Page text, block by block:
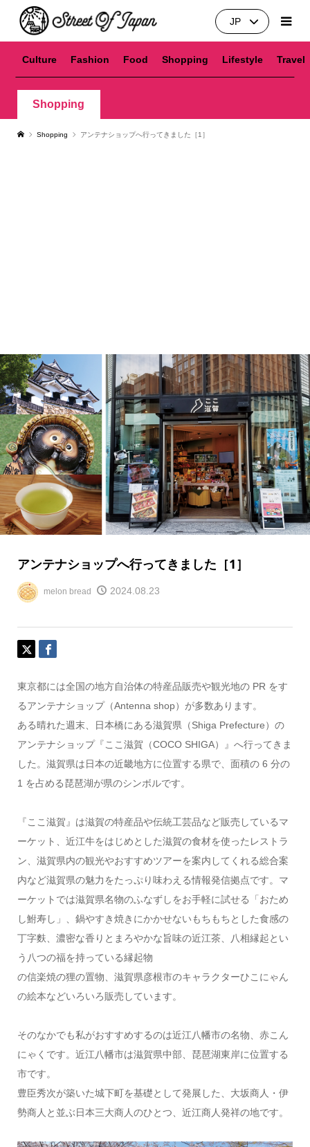
JP
Culture Fashion Food Shopping Lifestyle Travel
Shopping
Shopping アンテナショップへ行ってきました［1］
アンテナショップへ行ってきました［1］
melon bread 2024.08.23
東京都には全国の地方自治体の特産品販売や観光地の PR をす
るアンテナショップ（Antenna shop）が多数あります。
ある晴れた週末、日本橋にある滋賀県（Shiga Prefecture）の
アンテナショップ『ここ滋賀（COCO SHIGA）』へ行ってきま
した。滋賀県は日本の近畿地方に位置する県で、面積の 6 分の
1 を占める琵琶湖が県のシンボルです。
『ここ滋賀』は滋賀の特産品や伝統工芸品など販売しているマ
ーケット、近江牛をはじめとした滋賀の食材を使ったレストラ
ン、滋賀県内の観光やおすすめツアーを案内してくれる総合案
内など滋賀県の魅力をたっぷり味わえる情報発信拠点です。マ
ーケットでは滋賀県名物のふなずしをお手軽に試せる「おため
し鮒寿し」、鍋やすき焼きにかかせないもちもちとした食感の
丁字麩、濃密な香りとまろやかな旨味の近江茶、八相縁起とい
う八つの福を持っている縁起物
の信楽焼の狸の置物、滋賀県彦根市のキャラクターひこにゃん
の絵本などいろいろ販売しています。
そのなかでも私がおすすめするのは近江八幡市の名物、赤こん
にゃくです。近江八幡市は滋賀県中部、琵琶湖東岸に位置する
市です。
豊臣秀次が築いた城下町を基礎として発展した、大坂商人・伊
勢商人と並ぶ日本三大商人のひとつ、近江商人発祥の地です。